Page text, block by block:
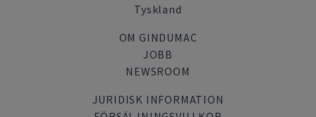
Tyskland
OM GINDUMAC
JOBB
NEWSROOM
JURIDISK INFORMATION